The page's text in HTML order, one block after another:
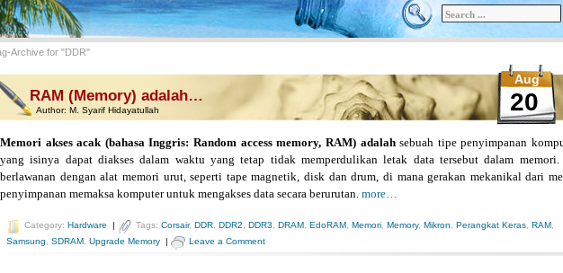
Archive for "DDR"
RAM (Memory) adalah…
Author: M. Syarif Hidayatullah
Aug
20
Memori akses acak (bahasa Inggris: Random access memory, RAM) adalahsebuah tipe penyimpanan
yang isinya dapat diakses dalam waktu yang tetap tidak memperdulikan letak data tersebut dalam
berlawanan dengan alat memori urut, seperti tape magnetik, disk dan drum, di mana gerakan mekanikal dari
penyimpanan memaksa komputer untuk mengakses data secara berurutan. more…
Category: Hardware | Tags: Corsair, DDR DDR2 DDR3 DRAM EdoRAM Memori Memory, Mikron Perangkat Keras RAM
Samsung
SDRAM Upgrade Memory | Leave a Comment